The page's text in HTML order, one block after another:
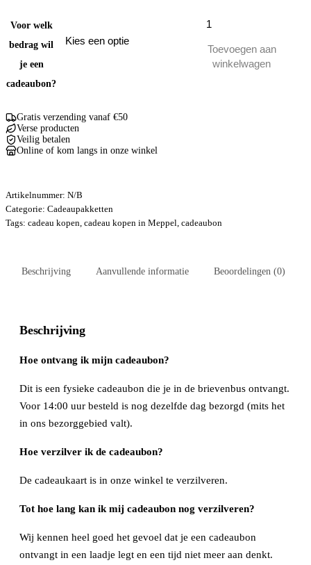
Voor welk
bedrag wil
je een
cadeaubon?
fysieke
Toevoegen aan
winkelwagen
Gratis verzending vanaf €50
Verse producten
Veilig betalen
Online of kom langs in onze winkel
Artikelnummer: N/B
Categorie: Cadeaupakketten
Tags: cadeau kopen cadeau kopen in Meppel cadeaubon
Beschrijving Aanvullende informatie Beoordelingen (0)
Beschrijving
Hoe ontvang ik mijn cadeaubon?
Dit is een fysieke cadeaubon die je in de brievenbus ontvangt.
Voor 14:00 uur besteld is nog dezelfde dag bezorgd (mits het
in ons bezorggebied valt).
Hoe verzilver ik de cadeaubon?
De cadeaukaart is in onze winkel te verzilveren.
Tot hoe lang kan ik mij cadeaubon nog verzilveren?
Wij kennen heel goed het gevoel dat je een cadeaubon
ontvangt in een laadje legt en een tijd niet meer aan denkt.